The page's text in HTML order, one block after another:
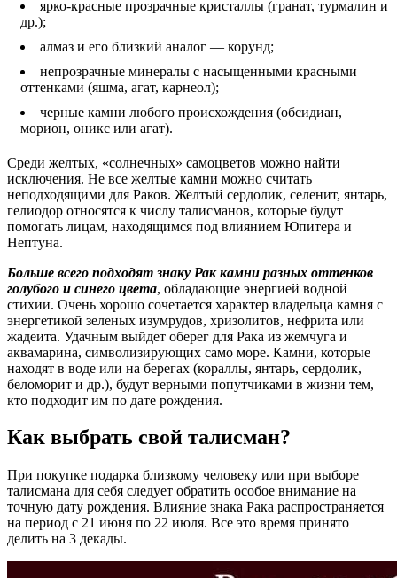
ярко-красные прозрачные кристаллы (гранат, турмалин и
др.);
алмаз и его близкий аналог — корунд;
непрозрачные минералы с насыщенными красными
оттенками (яшма, агат, карнеол);
черные камни любого происхождения (обсидиан,
морион, оникс или агат).
Среди желтых, «солнечных» самоцветов можно найти
исключения. Не все желтые камни можно считать
неподходящими для Раков. Желтый сердолик, селенит, янтарь,
гелиодор относятся к числу талисманов, которые будут
помогать лицам, находящимся под влиянием Юпитера и
Нептуна.
Больше всего подходят знаку Рак камни разных оттенков
голубого и синего цвета, обладающие энергией водной
стихии. Очень хорошо сочетается характер владельца камня с
энергетикой зеленых изумрудов, хризолитов, нефрита или
жадеита. Удачным выйдет оберег для Рака из жемчуга и
аквамарина, символизирующих само море. Камни, которые
находят в воде или на берегах (кораллы, янтарь, сердолик,
беломорит и др.), будут верными попутчиками в жизни тем,
кто подходит им по дате рождения.
Как выбрать свой талисман?
При покупке подарка близкому человеку или при выборе
талисмана для себя следует обратить особое внимание на
точную дату рождения. Влияние знака Рака распространяется
на период с 21 июня по 22 июля. Все это время принято
делить на 3 декады.